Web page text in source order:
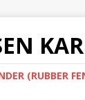
(RUBBER